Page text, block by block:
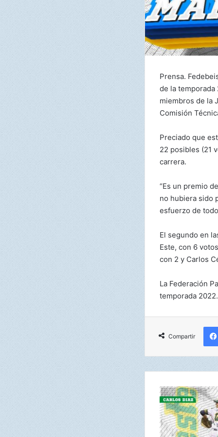
Prensa.
de la
miembros de la
Comisión
Preciado que
22 posibles (21
carrera.
“Es un premio
no hubiera sido
esfuerzo de
El segundo en
Este, con 6
con 2 y Carlos
La Federación
temporada 2022.
Compartir
C
a
r
l
o